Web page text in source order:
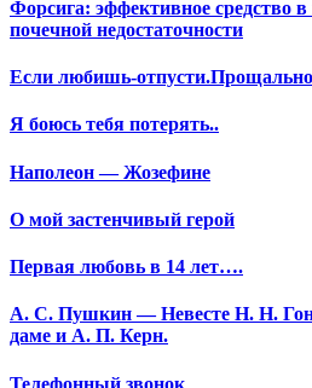
Форсига: эффективное средство
почечной недостаточности
Если любишь-
Я боюсь тебя потерять..
Наполеон — Жозефине
О мой застенчивый герой
Первая любовь в 14 лет….
А. С. Пушкин — Невесте Н. Н.
даме и А. П. Керн.
Телефонный звонок